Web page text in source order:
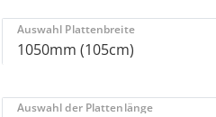
Auswahl Plattenbreite
Auswahl der Plattenlänge